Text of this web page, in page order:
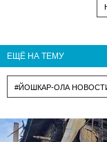
ЕЩЁ НА ТЕМУ
#ЙОШКАР-ОЛА